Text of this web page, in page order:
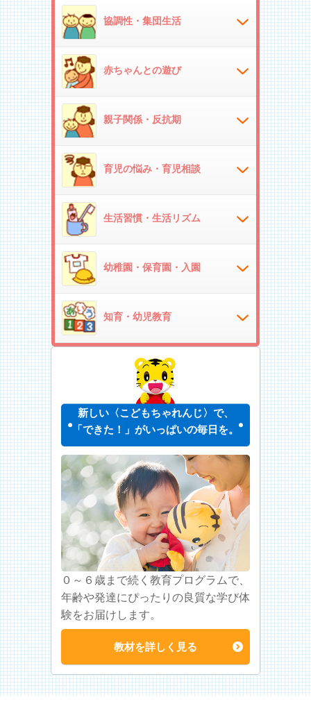
協調性・集団生活
赤ちゃんとの遊び
親子関係・反抗期
育児の悩み・育児相談
生活習慣・生活リズム
幼稚園・保育園・入園
知育・幼児教育
新しい〈こどもちゃれんじ〉で、
「できた！」がいっぱいの毎日を。
０～６歳まで続く教育プログラムで、
年齢や発達にぴったりの良質な学び体
験をお届けします。
教材を詳しく見る